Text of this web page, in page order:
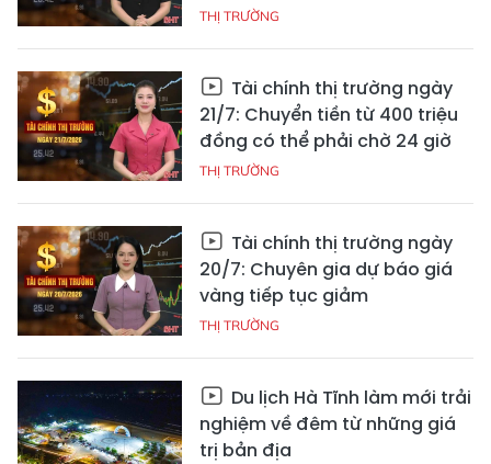
THỊ TRƯỜNG
Tài chính thị trường ngày
21/7: Chuyển tiền từ 400 triệu
đồng có thể phải chờ 24 giờ
THỊ TRƯỜNG
Tài chính thị trường ngày
20/7: Chuyên gia dự báo giá
vàng tiếp tục giảm
THỊ TRƯỜNG
Du lịch Hà Tĩnh làm mới trải
nghiệm về đêm từ những giá
trị bản địa